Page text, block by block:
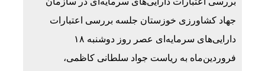
جهاد کشاورزی خوزستان جلسه بررسی اعتبارات
دارایی‌های سرمایه‌ای عصر روز دوشنبه ۱۸
فروردین‌ماه به ریاست جواد سلطانی کاظمی،